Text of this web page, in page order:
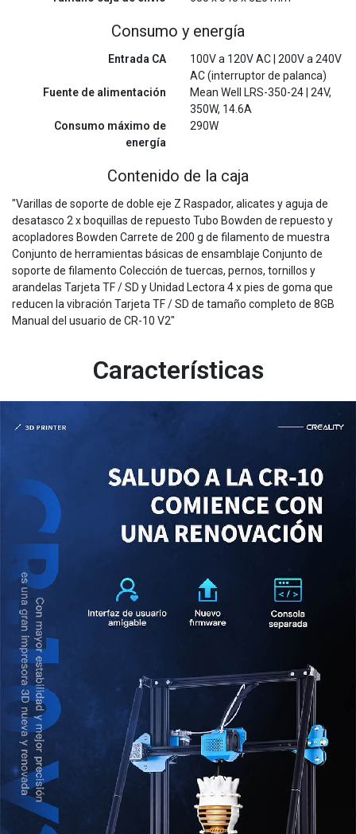
Consumo y energía
Entrada CA
100V a 120V AC | 200V a 240V
AC (interruptor de palanca)
Fuente de alimentación
Mean Well LRS-350-24 | 24V,
350W, 14.6A
Consumo máximo de
energía
290W
Contenido de la caja
"Varillas de soporte de doble eje Z Raspador, alicates y aguja de
desatasco 2 x boquillas de repuesto Tubo Bowden de repuesto y
acopladores Bowden Carrete de 200 g de filamento de muestra
Conjunto de herramientas básicas de ensamblaje Conjunto de
soporte de filamento Colección de tuercas, pernos, tornillos y
arandelas Tarjeta TF / SD y Unidad Lectora 4 x pies de goma que
reducen la vibración Tarjeta TF / SD de tamaño completo de 8GB
Manual del usuario de CR-10 V2"
Características